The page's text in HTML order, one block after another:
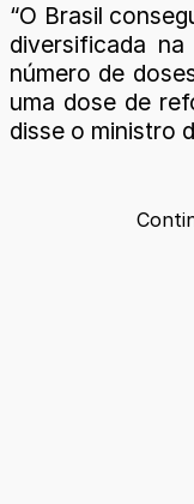
“O Brasil
diversificada
número de
uma dose de
disse o ministro